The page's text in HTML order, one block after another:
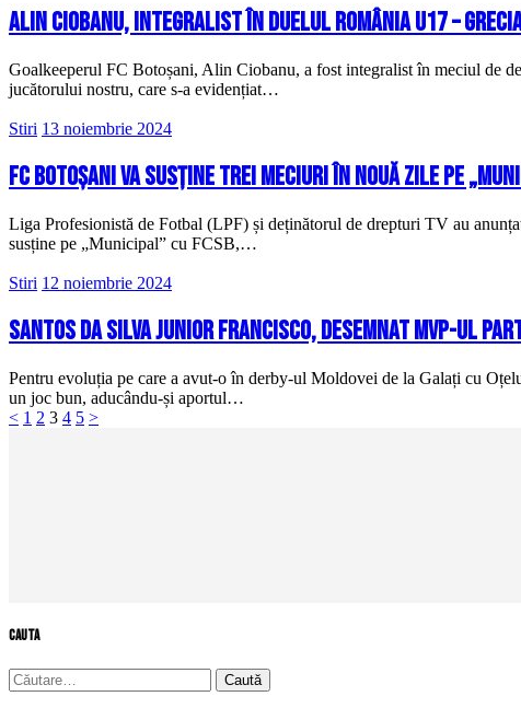
Alin Ciobanu, integralist în duelul România U17 –
Goalkeeperul FC Botoșani, Alin Ciobanu, a fost integralist în meciul de
jucătorului nostru, care s-a evidențiat…
Stiri 13 noiembrie 2024
FC Botoșani va susține trei meciuri în nouă zile pe
Liga Profesionistă de Fotbal (LPF) și deținătorul de drepturi TV au
susține pe „Municipal” cu FCSB,…
Stiri 12 noiembrie 2024
Santos Da Silva Junior Francisco, desemnat MVP-ul
Pentru evoluția pe care a avut-o în derby-ul Moldovei de la Galați cu
un joc bun, aducându-și aportul…
Paginație
< Page
1 Page
2 Page
3 Page
4 Page
5 >
cauta
Caută
după: